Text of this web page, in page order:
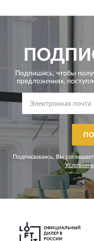
Подпишись, чтобы
предложениях,
Подписываясь, Вы